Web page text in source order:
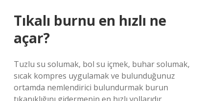
Tıkalı burnu en hızlı ne
açar?
Tuzlu su solumak, bol su içmek, buhar solumak,
sıcak kompres uygulamak ve bulunduğunuz
ortamda nemlendirici bulundurmak burun